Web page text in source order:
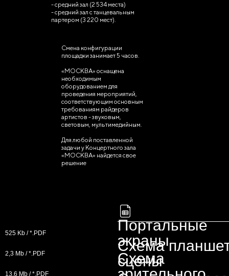
- средний зал (2 534 места)
- средний зал с танцевальным
партером (3 220 мест).
Смена конфигурации
площадки занимает 5 часов.
«МОСКВА» оснащена
необходимым
оборудованием для
проведения мероприятий,
соответствующим основным
требованиям райдеров
артистов - звуковым,
световым, мультимедийным.
Для любой поставленной
задачи у Концертного зала
«МОСКВА» найдется свое
решение
525 Kb / *.PDF
Портальные
экраны
2,3 Mb / *.PDF
Схема
сцены
13,6 Mb / *.PDF
Схема